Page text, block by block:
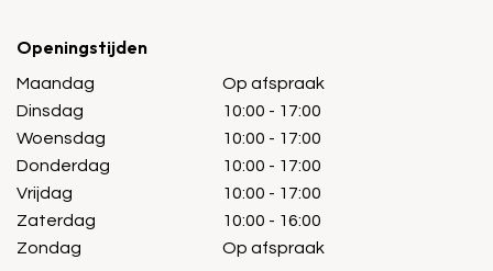
Openingstijden
Maandag
Dinsdag
Woensdag
Donderdag
Vrijdag
Zaterdag
Zondag
Op afspraak
10:00 - 17:00
10:00 - 17:00
10:00 - 17:00
10:00 - 17:00
10:00 - 16:00
Op afspraak